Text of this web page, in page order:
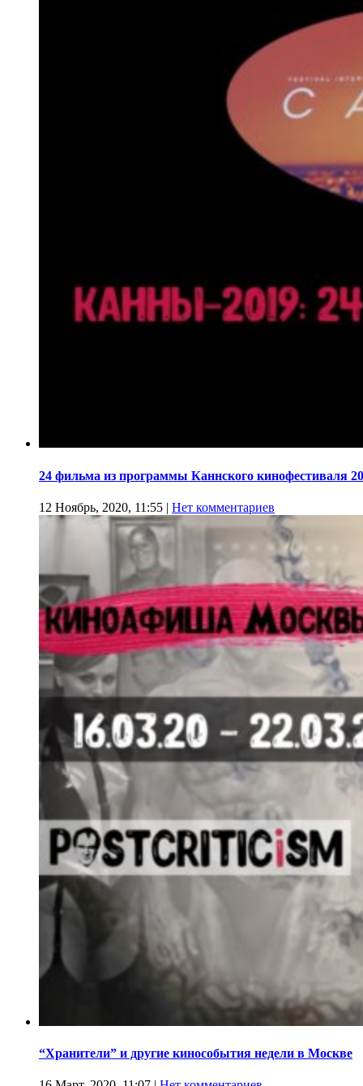
24 фильма из программы Каннского кинофестиваля
12 Ноябрь, 2020, 11:55 | Нет комментариев
“Хранители” и другие кинособытия недели в Москве